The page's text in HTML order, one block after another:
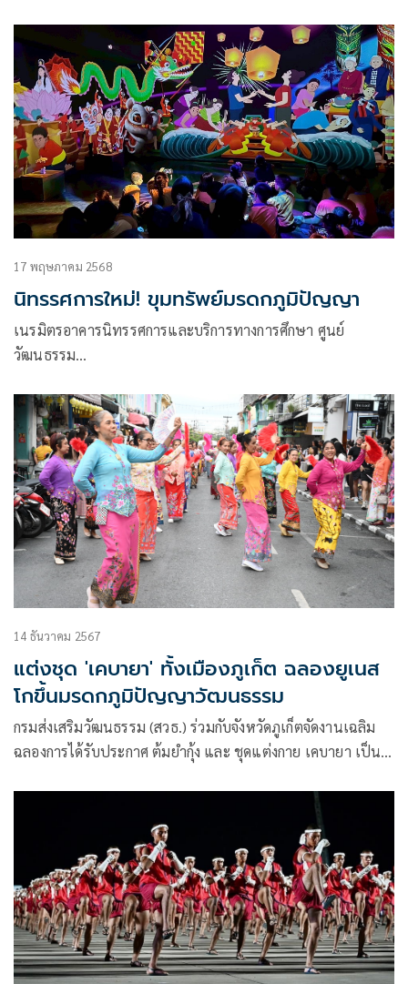
17 พฤษภาคม 2568
นิทรรศการใหม่! ขุมทรัพย์มรดกภูมิปัญญา
เนรมิตรอาคารนิทรรศการและบริการทางการศึกษา ศูนย์
วัฒนธรรม…
14 ธันวาคม 2567
แต่งชุด 'เคบายา' ทั้งเมืองภูเก็ต ฉลองยูเนส
โกขึ้นมรดกภูมิปัญญาวัฒนธรรม
กรมส่งเสริมวัฒนธรรม (สวธ.) ร่วมกับจังหวัดภูเก็ตจัดงานเฉลิม
ฉลองการได้รับประกาศ ต้มยำกุ้ง และ ชุดแต่งกาย เคบายา เป็น
ตัวแทนมรดกวัฒนธรรมที่จับต้องไม่ได้ของมนุษยชาติ